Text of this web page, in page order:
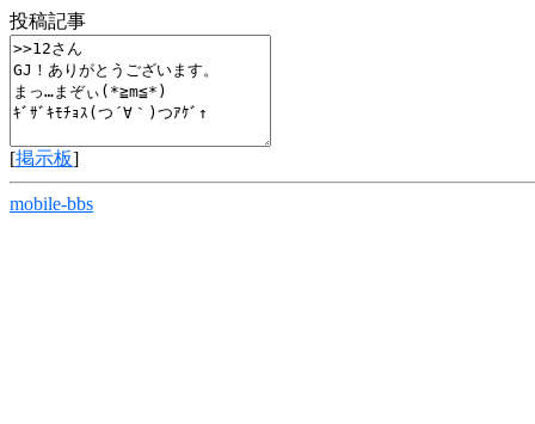
投稿記事
[掲示板]
mobile-bbs